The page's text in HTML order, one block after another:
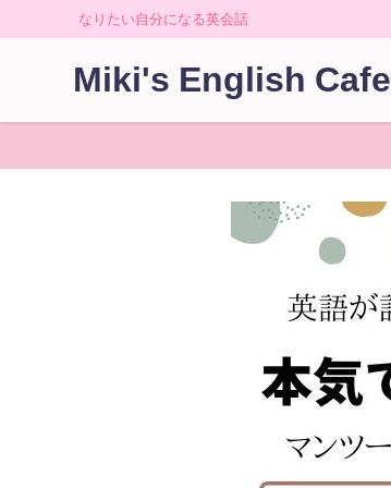
なりたい自分になる英会話
Miki's English Cafe